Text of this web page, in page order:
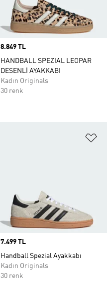
Price
8.849 TL
HANDBALL SPEZIAL LEOPAR
DESENLİ AYAKKABI
Kadın Originals
30 renk
Price
7.499 TL
Handball Spezial Ayakkabı
Kadın Originals
30 renk